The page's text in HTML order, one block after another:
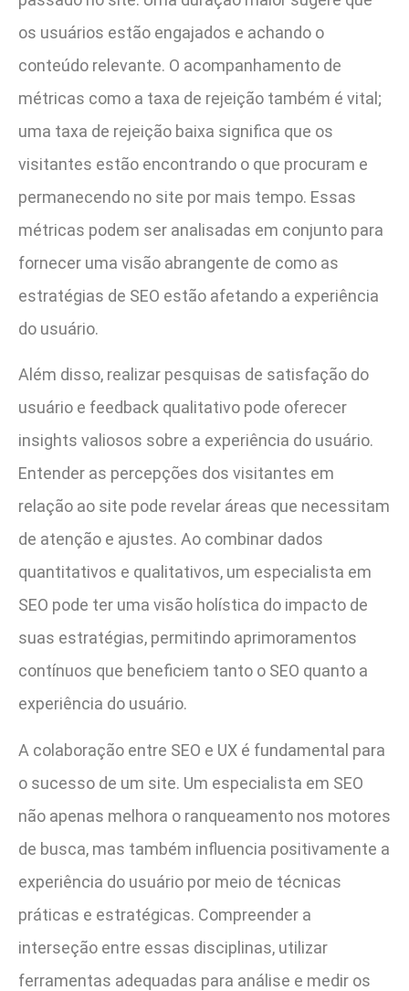
os usuários estão engajados e achando o
conteúdo relevante. O acompanhamento de
métricas como a taxa de rejeição também é vital;
uma taxa de rejeição baixa significa que os
visitantes estão encontrando o que procuram e
permanecendo no site por mais tempo. Essas
métricas podem ser analisadas em conjunto para
fornecer uma visão abrangente de como as
estratégias de SEO estão afetando a experiência
do usuário.
Além disso, realizar pesquisas de satisfação do
usuário e feedback qualitativo pode oferecer
insights valiosos sobre a experiência do usuário.
Entender as percepções dos visitantes em
relação ao site pode revelar áreas que necessitam
de atenção e ajustes. Ao combinar dados
quantitativos e qualitativos, um especialista em
SEO pode ter uma visão holística do impacto de
suas estratégias, permitindo aprimoramentos
contínuos que beneficiem tanto o SEO quanto a
experiência do usuário.
A colaboração entre SEO e UX é fundamental para
o sucesso de um site. Um especialista em SEO
não apenas melhora o ranqueamento nos motores
de busca, mas também influencia positivamente a
experiência do usuário por meio de técnicas
práticas e estratégicas. Compreender a
interseção entre essas disciplinas, utilizar
ferramentas adequadas para análise e medir os